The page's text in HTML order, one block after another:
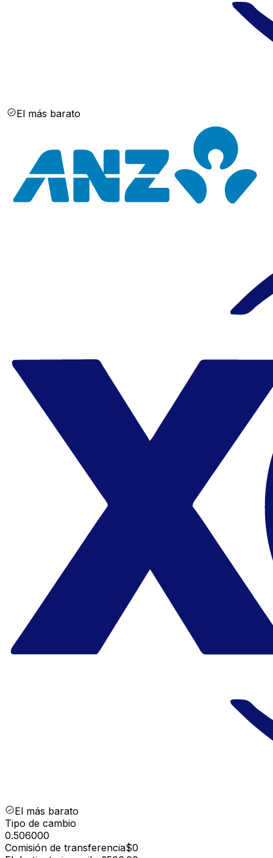
El más barato
El más barato
Tipo de cambio
0.506000
Comisión de transferencia$0